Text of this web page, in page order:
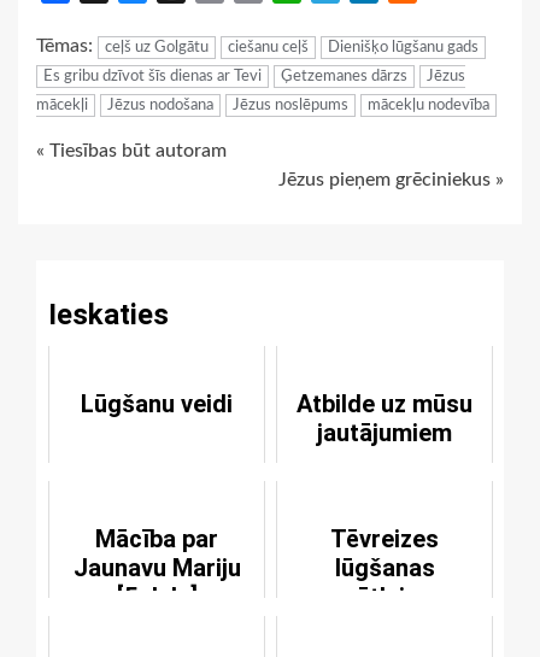
Tēmas: ceļš uz Golgātu ciešanu ceļš
Dienišķo lūgšanu gads
Es gribu dzīvot šīs dienas ar Tevi
Ģetzemanes dārzs
Jēzus
mācekļi
Jēzus nodošana Jēzus noslēpums mācekļu nodevība
Continue
« Tiesības būt autoram
Jēzus pieņem grēciniekus »
Ieskaties
Lūgšanu veidi
Atbilde uz mūsu
jautājumiem
Mācība par
Jaunavu Mariju
[5.daļa]
Tēvreizes
lūgšanas
svētlaime